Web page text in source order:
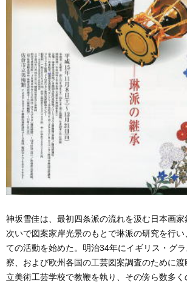
神坂雪佳は、最初四条派の流れを汲む日本画家
次いで図案家岸光景のもとで琳派の研究を行
ての活動を始めた。明治34年にイギリス・グ
察、および欧州各国の工芸図案調査のために
立美術工芸学校で教鞭を執り、その傍ら数多